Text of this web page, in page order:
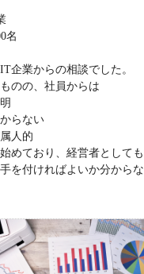
名
企業からの相談でした。
のの、社員からは
らない
人的
めており、経営者として
を付ければよいか分から